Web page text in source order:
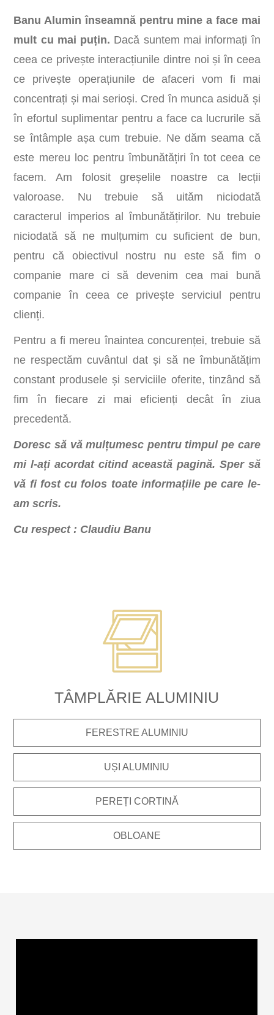
Banu Alumin înseamnă pentru mine a face mai
mult cu mai puțin. Dacă suntem mai informați în
ceea ce privește interacțiunile dintre noi și în ceea
ce privește operațiunile de afaceri vom fi mai
concentrați și mai serioși. Cred în munca asiduă și
în efortul suplimentar pentru a face ca lucrurile să
se întâmple așa cum trebuie. Ne dăm seama că
este mereu loc pentru îmbunătățiri în tot ceea ce
facem. Am folosit greșelile noastre ca lecții
valoroase. Nu trebuie să uităm niciodată
caracterul imperios al îmbunătățirilor. Nu trebuie
niciodată să ne mulțumim cu suficient de bun,
pentru că obiectivul nostru nu este să fim o
companie mare ci să devenim cea mai bună
companie în ceea ce privește serviciul pentru
clienți.
Pentru a fi mereu înaintea concurenței, trebuie să
ne respectăm cuvântul dat și să ne îmbunătățim
constant produsele și serviciile oferite, tinzând să
fim în fiecare zi mai eficienți decât în ziua
precedentă.
Doresc să vă mulțumesc pentru timpul pe care
mi l-ați acordat citind această pagină. Sper să
vă fi fost cu folos toate informațiile pe care le-
am scris.
Cu respect : Claudiu Banu
TÂMPLĂRIE ALUMINIU
FERESTRE ALUMINIU
UȘI ALUMINIU
PEREȚI CORTINĂ
OBLOANE